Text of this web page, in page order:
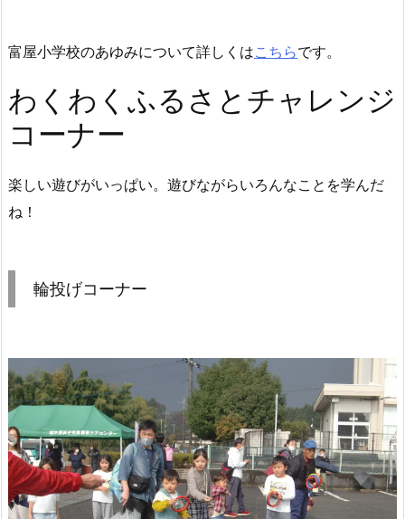
富屋小学校のあゆみについて詳しくはこちらです。
わくわくふるさとチャレンジ
コーナー
楽しい遊びがいっぱい。遊びながらいろんなことを学んだ
ね！
輪投げコーナー